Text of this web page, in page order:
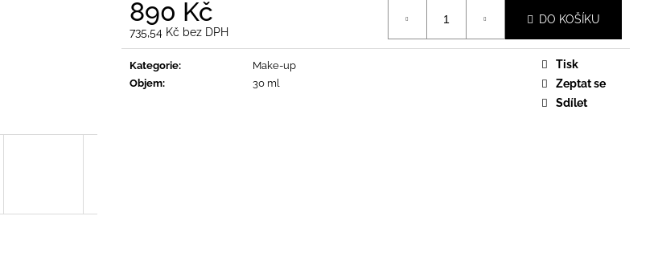
890 Kč
735,54 Kč bez DPH
Měrná
cena:
DO KOŠÍKU
Kategorie:
Make-up
Objem: 30 ml
Tisk
Zeptat se
Sdílet